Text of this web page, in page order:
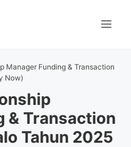
Manager Funding & Transaction
Now)
& Transaction
Tahun 2025